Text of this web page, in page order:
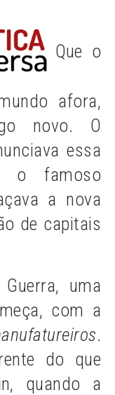
Que o
afora,
novo. O
essa
o famoso
a nova
de capitais
uma
com a
.
do que
quando a